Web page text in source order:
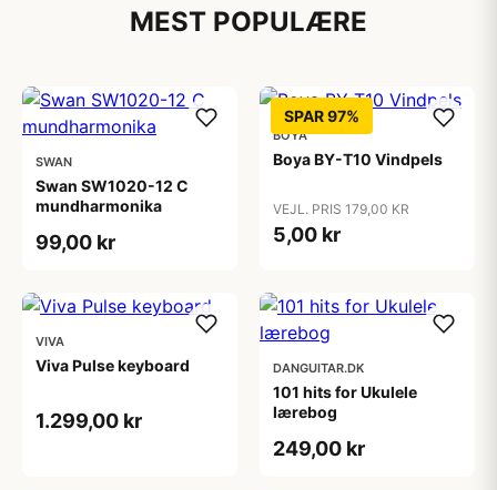
MEST POPULÆRE
SWAN
Swan SW1020-12 C
mundharmonika
99,00 kr
SPAR 97%
BOYA
Boya BY-T10 Vindpels
VEJL. PRIS 179,00 KR
5,00 kr
VIVA
Viva Pulse keyboard
1.299,00 kr
DANGUITAR.DK
101 hits for Ukulele
lærebog
249,00 kr